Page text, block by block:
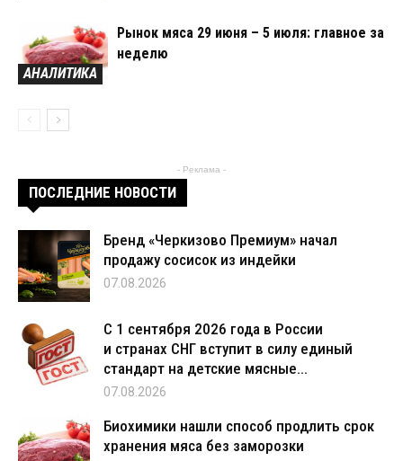
АНАЛИТИКА
Рынок мяса 29 июня – 5 июля: главное за
неделю
- Реклама -
ПОСЛЕДНИЕ НОВОСТИ
Бренд «Черкизово Премиум» начал
продажу сосисок из индейки
07.08.2026
С 1 сентября 2026 года в России
и странах СНГ вступит в силу единый
стандарт на детские мясные...
07.08.2026
Биохимики нашли способ продлить срок
хранения мяса без заморозки